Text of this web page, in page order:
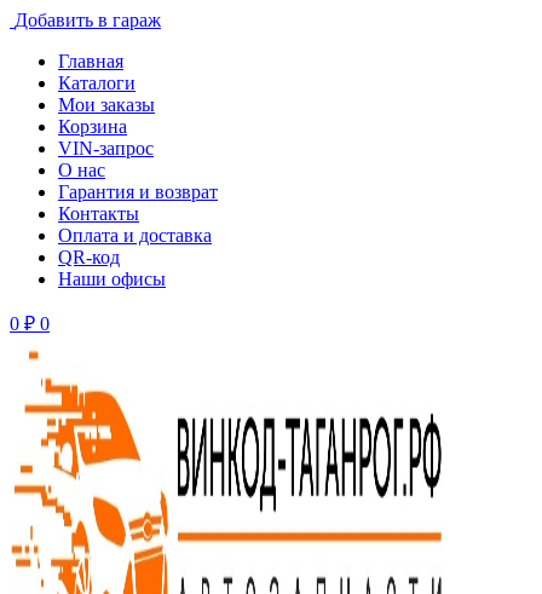
Добавить в гараж
Главная
Каталоги
Мои заказы
Корзина
VIN-запрос
О нас
Гарантия и возврат
Контакты
Оплата и доставка
QR-код
Наши офисы
0 ₽ 0